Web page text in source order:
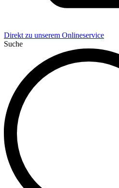
Direkt zu unserem Onlineservice
Suche